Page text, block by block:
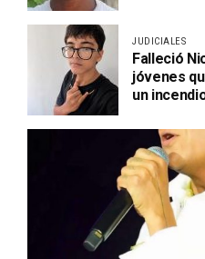
JUDICIALES
Falleció
jóvenes
un